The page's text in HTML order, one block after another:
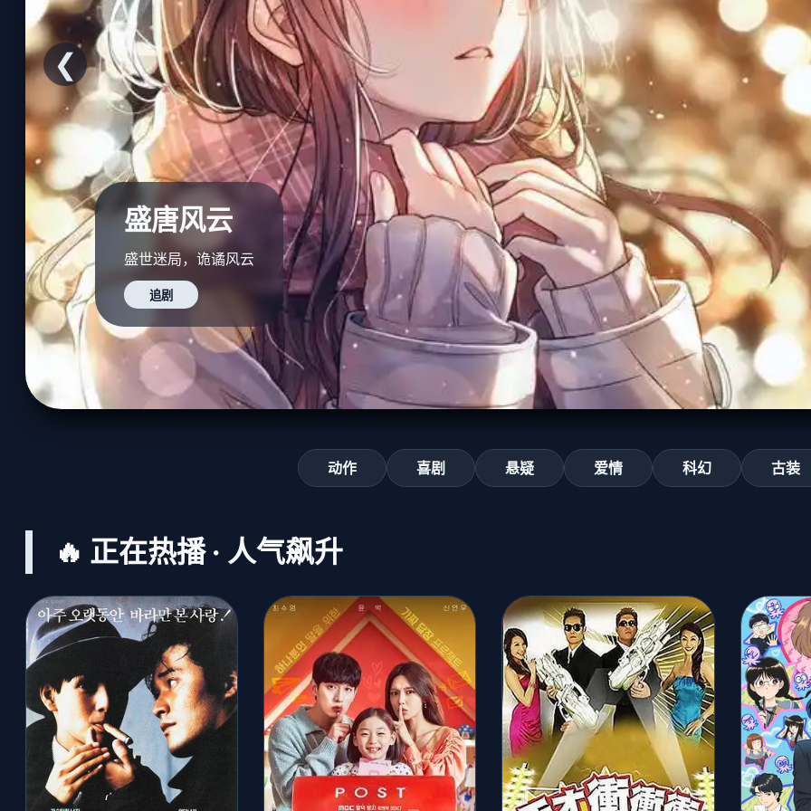
盛唐风云
盛世迷局，诡谲风云
追剧
❮
动作 喜剧 悬疑 爱情 科幻 古装
🔥 正在热播 · 人气飙升